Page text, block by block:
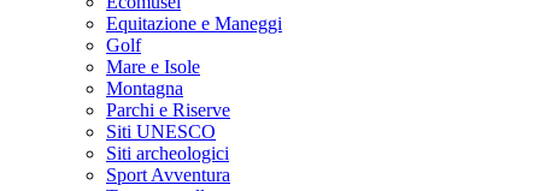
Equitazione e Maneggi
Golf
Mare e Isole
Montagna
Parchi e Riserve
Siti UNESCO
Siti archeologici
Sport Avventura